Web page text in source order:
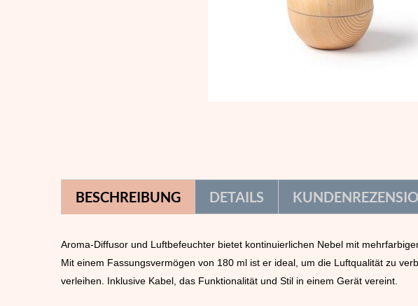
BESCHREIBUNG DETAILS
Aroma-Diffusor und Luftbefeuchter bietet kontinuierlichen Nebel mit
Mit einem Fassungsvermögen von 180 ml ist er ideal, um die Luftqualität zu
verleihen. Inklusive Kabel, das Funktionalität und Stil in einem Gerät vereint.